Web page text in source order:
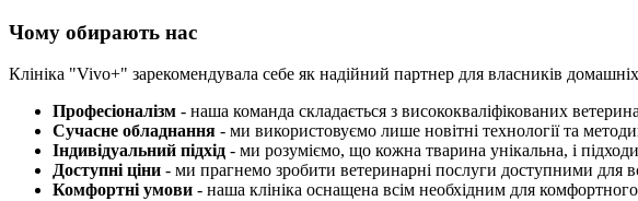
Чому обирають нас
Клініка "Vivo+" зарекомендувала себе як надійний партнер для власників
Професіоналізм - наша команда складається з висококваліфікованих
Сучасне обладнання - ми використовуємо лише новітні технології та
Індивідуальний підхід - ми розуміємо, що кожна тварина унікальна, і
Доступні ціни - ми прагнемо зробити ветеринарні послуги доступними для
Комфортні умови - наша клініка оснащена всім необхідним для